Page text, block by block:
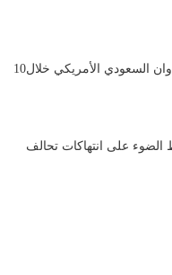
عين الإنسانية: ضحايا العدوان السعودي الأمريكي خلال10
الضوء على انتهاكات تحالف